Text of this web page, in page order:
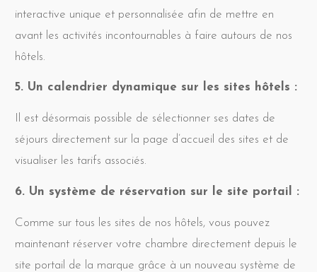
interactive unique et personnalisée afin de mettre en
avant les activités incontournables à faire autours de nos
hôtels.
5. Un calendrier dynamique sur les sites hôtels :
Il est désormais possible de sélectionner ses dates de
séjours directement sur la page d’accueil des sites et de
visualiser les tarifs associés.
6. Un système de réservation sur le site portail :
Comme sur tous les sites de nos hôtels, vous pouvez
maintenant réserver votre chambre directement depuis le
site portail de la marque grâce à un nouveau système de